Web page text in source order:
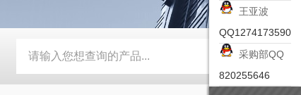
A *皮尔兹PILZ安全激光扫描仪 RZMO-TER-
王亚波
QQ1274173590
采购部QQ
820255646